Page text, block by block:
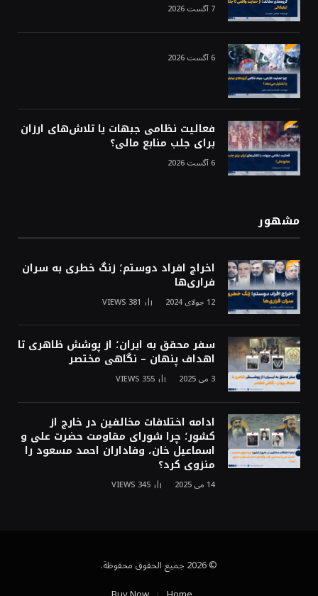
7 آگست 2026
6 آگست 2026
فعالیت نظامی جبهات یا تلاش‌های ارزان
برای جلب منابع مالی؟
6 آگست 2026
مشهور
اخراج افراد دوستم؛ زنگ خطری به سران
فراری‌ها
12 جولای 2024 381
VIEWS
سفر محقق به ایران؛ از پوشش ظاهری تا
اهداف پنهان – نگاهی مختصر
3 می 2025 355
VIEWS
ادامه اختلافات مخالفین در خارج از
کشور؛ چرا شورای مقاومت حضرت علی و
اسماعیل خان، وفاداران احمد مسعود را
منزوی کرد؟
14 می 2025 345
VIEWS
© 2026 جميع الحقوق محفوظة.